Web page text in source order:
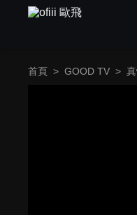
首頁 > GOOD TV >